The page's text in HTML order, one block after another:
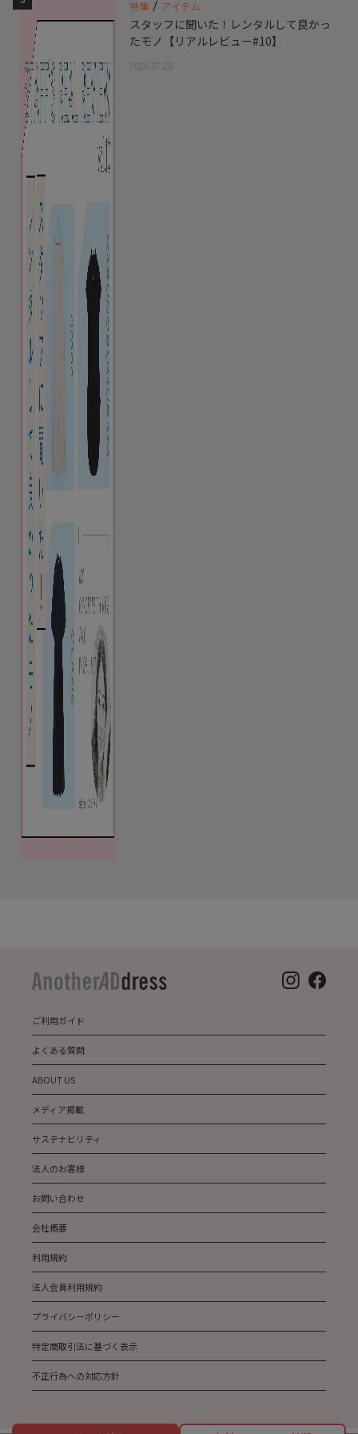
特集 / アイテム
スタッフに聞いた！レンタルして良かっ
たモノ【リアルレビュー#10】
2026.07.28
ご利用ガイド
よくある質問
ABOUT US
メディア掲載
サステナビリティ
法人のお客様
お問い合わせ
会社概要
利用規約
法人会員利用規約
プライバシーポリシー
特定商取引法に基づく表示
不正行為への対応方針